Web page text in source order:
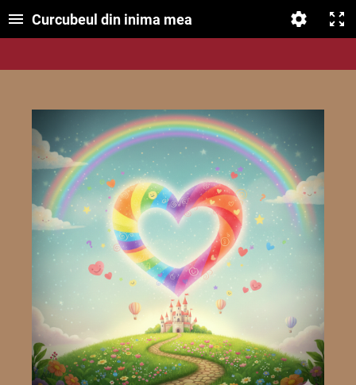
Curcubeul din inima mea